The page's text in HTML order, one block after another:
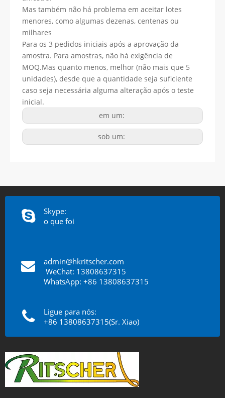
Mas também não há problema em aceitar lotes
menores, como algumas dezenas, centenas ou
milhares
Para os 3 pedidos iniciais após a aprovação da
amostra. Para amostras, não há exigência de
MOQ.Mas quanto menos, melhor (não mais que 5
unidades), desde que a quantidade seja suficiente
caso seja necessária alguma alteração após o teste
inicial.
em um:
sob um:
Skype:
o que foi
admin@hkritscher.com
WeChat: 13808637315
WhatsApp: +86 13808637315
Ligue para nós:
+86 13808637315(Sr. Xiao)